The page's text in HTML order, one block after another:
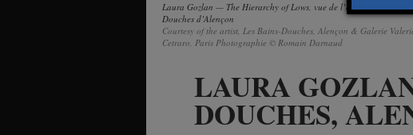
Laura Gozlan — The Hierarchy of Lows, vue de l’exposition aux
Douches d’Alençon
Courtesy of the artist, Les Bains-Douches, Alençon & Galerie
Cetraro, Paris Photographie © Romain Darnaud
LAURA
DOUCHES,